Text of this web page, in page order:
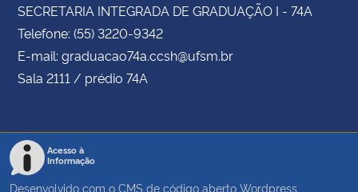
SECRETARIA INTEGRADA DE GRADUAÇÃO I - 74A
Telefone: (55) 3220-9342
E-mail: graduacao74a.ccsh@ufsm.br
Sala 2111 / prédio 74A
Acesso à
Informação
Desenvolvido com o CMS de código aberto Wordpress